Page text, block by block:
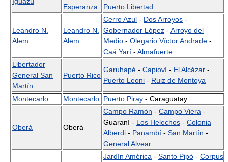
Esperanza
Puerto Libertad
Leandro N.
Alem
Leandro N.
Alem
Cerro Azul - Dos Arroyos -
Gobernador López - Arroyo del
Medio - Olegario Víctor Andrade -
Caá Yarí - Almafuerte
Libertador
General San
Martín
Puerto Rico
Garuhapé - Capioví - El Alcázar -
Puerto Leoni - Ruiz de Montoya
Montecarlo Montecarlo Puerto Piray - Caraguatay
Oberá Oberá
Campo Ramón - Campo Viera -
Guaraní - Los Helechos - Colonia
Alberdi - Panambí - San Martín -
General Alvear
Jardín América - Santo Pipó - Corpus